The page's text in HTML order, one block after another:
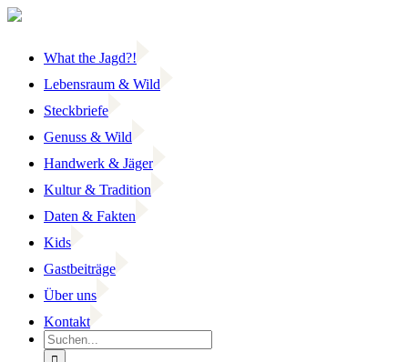
Zum
What the Jagd?!
Lebensraum & Wild
Steckbriefe
Genuss & Wild
Handwerk & Jäger
Kultur & Tradition
Daten & Fakten
Kids
Gastbeiträge
Über uns
Kontakt
Suche
nach: